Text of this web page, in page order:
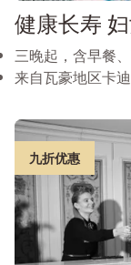
健康长寿
三晚起，含早餐
来自瓦豪地区卡
九折优惠